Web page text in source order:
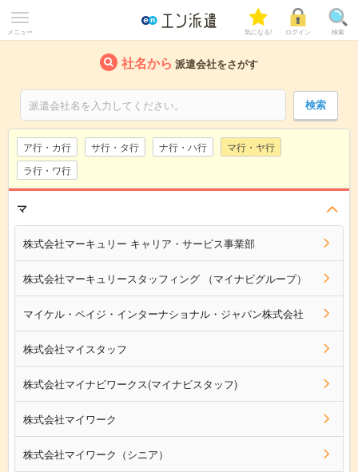
メニュー 気になる! ログイン 検索
社名から 派遣会社をさがす
ア行・カ行 サ行・タ行 ナ行・ハ行
マ行・ヤ行
ラ行・ワ行
マ
株式会社マーキュリー キャリア・サービス事業部
株式会社マーキュリースタッフィング （マイナビグループ）
マイケル・ペイジ・インターナショナル・ジャパン株式会社
株式会社マイスタッフ
株式会社マイナビワークス(マイナビスタッフ)
株式会社マイワーク
株式会社マイワーク（シニア）